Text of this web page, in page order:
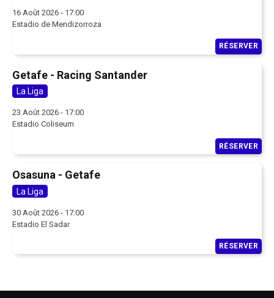
16 Août 2026 - 17:00
Estadio de Mendizorroza
RÉSERVER
Getafe - Racing Santander
La Liga
23 Août 2026 - 17:00
Estadio Coliseum
RÉSERVER
Osasuna - Getafe
La Liga
30 Août 2026 - 17:00
Estadio El Sadar
RÉSERVER